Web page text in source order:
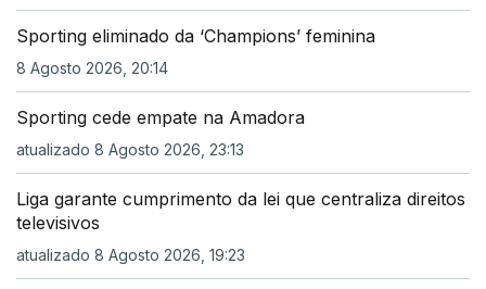
Sporting eliminado da ‘Champions’ feminina
8 Agosto 2026, 20:14
Sporting cede empate na Amadora
atualizado 8 Agosto 2026, 23:13
Liga garante cumprimento da lei que centraliza direitos
televisivos
atualizado 8 Agosto 2026, 19:23